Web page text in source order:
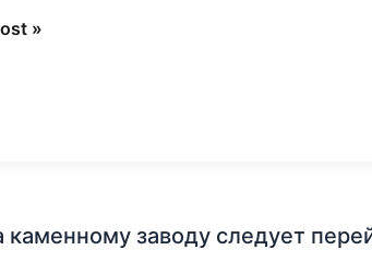
»
каменному заводу следует